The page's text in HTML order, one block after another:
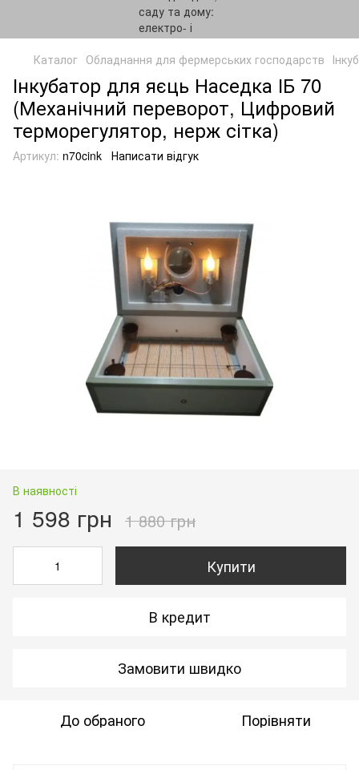
Каталог Обладнання для фермерських господарств
Інкубатор для яєць Наседка ІБ 70
(Механічний переворот, Цифровий
терморегулятор, нерж сітка)
Артикул: n70cink Написати відгук
В наявності
1 598 грн 1 880 грн
Купити
В кредит
Замовити швидко
До обраного Порівняти